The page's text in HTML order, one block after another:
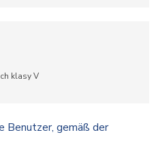
klasy V
Benutzer, gemäß der